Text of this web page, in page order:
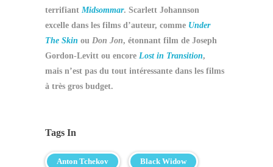
terrifiant Midsommar. Scarlett Johannson
excelle dans les films d’auteur, comme Under
The Skin ou Don Jon, étonnant film de Joseph
Gordon-Levitt ou encore Lost in Transition,
mais n’est pas du tout intéressante dans les films
à très gros budget.
Tags In
Anton Tchekov Black Widow